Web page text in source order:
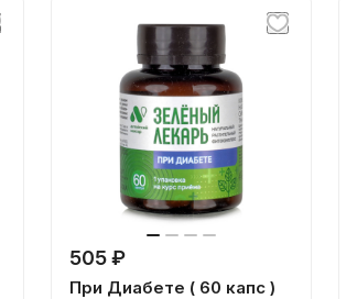
505 ₽
При Диабете ( 60 капс )